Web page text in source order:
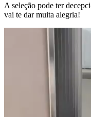
A seleção pode ter
vai te dar muita alegria!